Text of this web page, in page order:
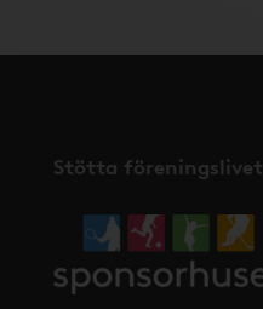
Stötta föreningslivet